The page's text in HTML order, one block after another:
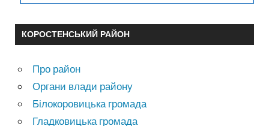
КОРОСТЕНСЬКИЙ РАЙОН
Про район
Органи влади району
Білокоровицька громада
Гладковицька громада